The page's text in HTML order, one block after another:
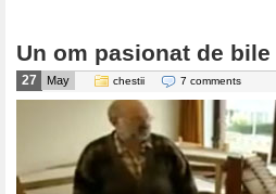
Un om pasionat de bile
27 May chestii 7 comments